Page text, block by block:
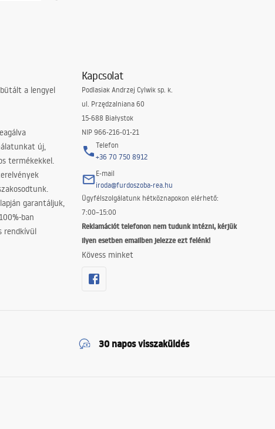
a lengyel
új,
termékekkel.
garantáljuk,
ban
rendkívül
Kapcsolat
Podlasiak Andrzej Cylwik sp. k.
ul. Przędzalniana 60
15-688 Białystok
NIP 966-216-01-21
Telefon
+36 70 750 8912
E-mail
iroda@furdoszoba-rea.hu
Ügyfélszolgálatunk hétköznapokon elérhető:
7:00–15:00
Reklamációt telefonon nem tudunk intézni, kérjük
ilyen esetben emailben jelezze ezt felénk!
Kövess minket
30 napos visszaküldés